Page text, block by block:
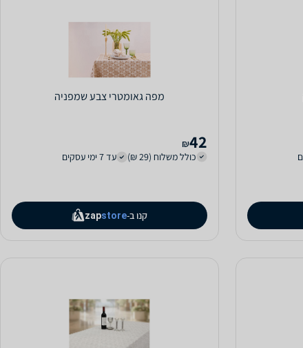
מפה גאומטרי צבע שמפניה
42
₪
כולל משלוח (29 ₪)
עד 7 ימי עסקים
קנו ב- zapstore